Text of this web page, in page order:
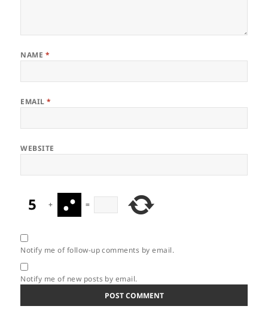
NAME *
EMAIL*
WEBSITE
+ =
Notify me of follow-up comments by email.
Notify me of new posts by email.